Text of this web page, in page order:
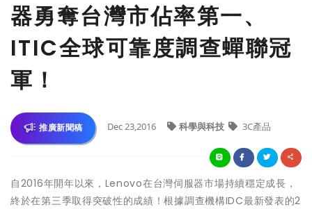
器勇奪台灣市佔率第一、
ITIC全球可靠度調查蟬聯冠
軍！
推廣新聞稿 Dec 23,2016 科學與科技 3C產品
自2016年開年以來，Lenovo在台灣伺服器市場持續穩定成長，
終於在第三季取得突破性的成績！根據調查機構IDC最新發表的2